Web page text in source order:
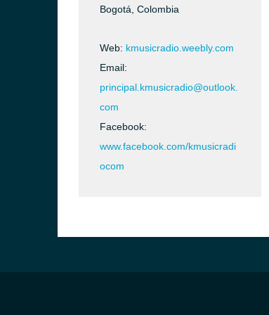
Bogotá, Colombia
Web: kmusicradio.weebly.com
Email:
principal.kmusicradio@outlook.
com
Facebook:
www.facebook.com/kmusicradi
ocom